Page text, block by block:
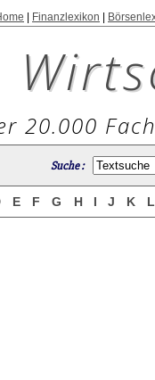
Finanzlexikon
20.000
Suche :
E F G H I J K